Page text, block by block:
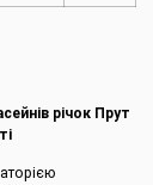
річок Прут